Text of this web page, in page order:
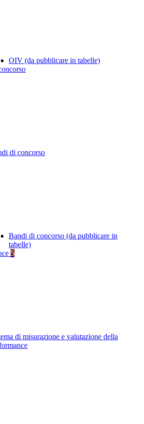
OIV (da pubblicare in tabelle)
di concorso
Bandi di concorso (da pubblicare in
tabelle)
5
di misurazione e valutazione della